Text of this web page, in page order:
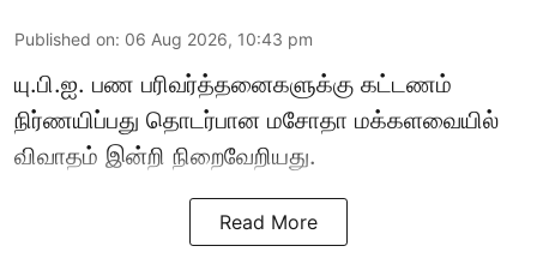
Published on: 06 Aug 2026, 10:43 pm
யு.பி.ஐ. பண பரிவர்த்தனைகளுக்கு கட்டணம்
நிர்ணயிப்பது தொடர்பான மசோதா மக்களவையில்
விவாதம் இன்றி நிறைவேறியது.
Read More